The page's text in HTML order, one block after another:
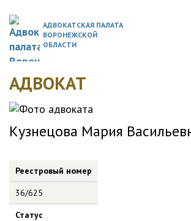
АДВОКАТСКАЯ ПАЛАТА
ВОРОНЕЖСКОЙ
ОБЛАСТИ
АДВОКАТ
Кузнецова Мария
Реестровый номер
36/625
Статус